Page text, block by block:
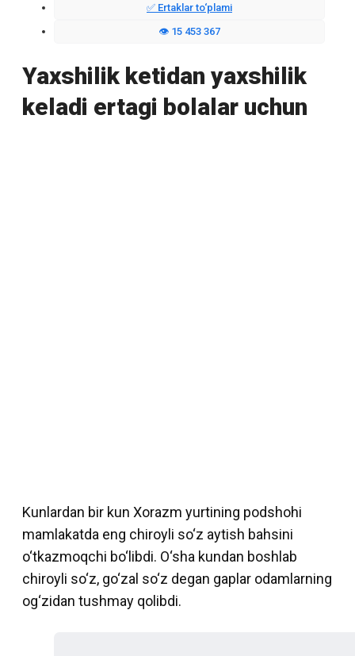
✅ Ertaklar to‘plami
👁️ 15 453 367
Yaxshilik ketidan yaxshilik
keladi ertagi bolalar uchun
Kunlardan bir kun Xorazm yurtining podshohi
mamlakatda eng chiroyli so‘z aytish bahsini
o‘tkazmoqchi bo‘libdi. O‘sha kundan boshlab
chiroyli so‘z, go‘zal so‘z degan gaplar odamlarning
og‘zidan tushmay qolibdi.